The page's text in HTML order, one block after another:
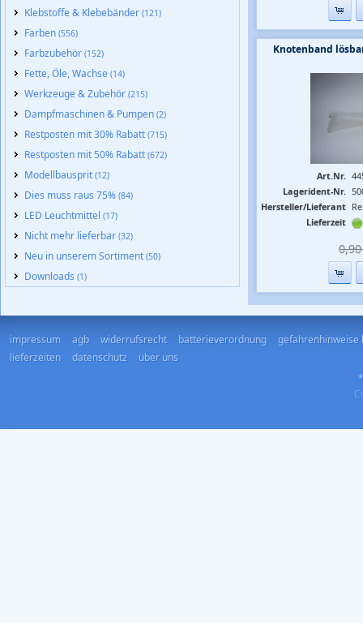
Klebstoffe & Klebebänder (121)
Farben (556)
Farbzubehör (152)
Fette, Öle, Wachse (14)
Werkzeuge & Zubehör (215)
Dampfmaschinen & Pumpen (2)
Restposten mit 30% Rabatt (715)
Restposten mit 50% Rabatt (672)
Modellbausprit (12)
Dies muss raus 75% (84)
LED Leuchtmittel (17)
Nicht mehr lieferbar (32)
Neu in unserem Sortiment (50)
Downloads (1)
Knotenband
Art.Nr.
Lagerident-Nr.
Hersteller/Lieferant
Lieferzeit
0,90
impressum agb widerrufsrecht batterieverordnung
gefahrenhinweise
lieferzeiten
datenschutz
über uns